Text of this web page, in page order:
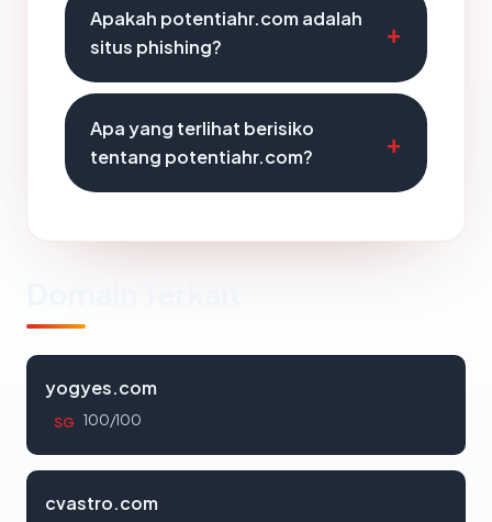
Apakah potentiahr.com adalah
situs phishing?
Apa yang terlihat berisiko
tentang potentiahr.com?
yogyes.com
SG 100/100
cvastro.com